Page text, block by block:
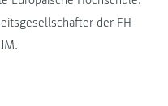
der FH